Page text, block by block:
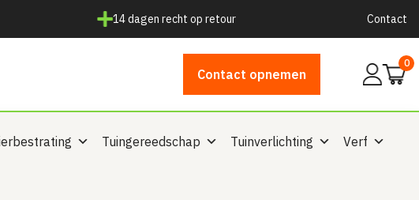
14 dagen recht op retour Contact
Contact opnemen
Mijn
0
Tuingereedschap Tuinverlichting Verf